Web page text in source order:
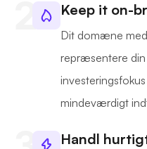
Keep it on-
Dit domæne
repræsentere
mindeværdigt
Handl